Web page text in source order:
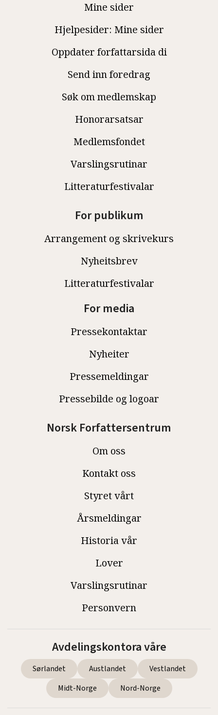
Mine sider
Hjelpesider: Mine sider
Oppdater forfattarsida di
Send inn foredrag
Søk om medlemskap
Honorarsatsar
Medlemsfondet
Varslingsrutinar
Litteraturfestivalar
For publikum
Arrangement og skrivekurs
Nyheitsbrev
Litteraturfestivalar
For media
Pressekontaktar
Nyheiter
Pressemeldingar
Pressebilde og logoar
Norsk Forfattersentrum
Om oss
Kontakt oss
Styret vårt
Årsmeldingar
Historia vår
Lover
Varslingsrutinar
Personvern
Avdelingskontora våre
Sørlandet Austlandet
Vestlandet
Midt-Norge
Nord-Norge